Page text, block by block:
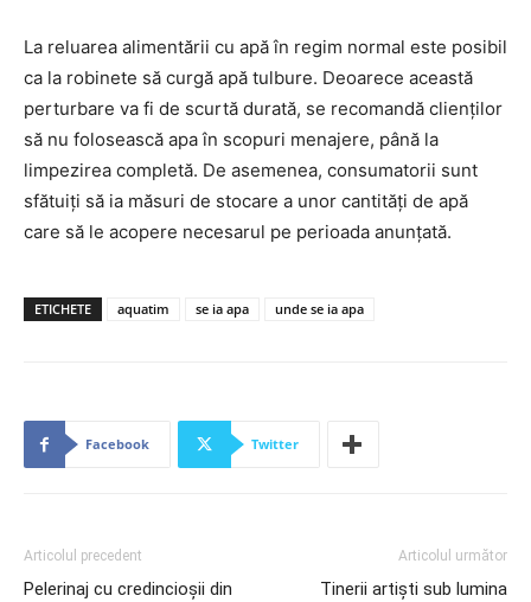
La reluarea alimentării cu apă în regim normal este posibil
ca la robinete să curgă apă tulbure. Deoarece această
perturbare va fi de scurtă durată, se recomandă clienților
să nu folosească apa în scopuri menajere, până la
limpezirea completă. De asemenea, consumatorii sunt
sfătuiţi să ia măsuri de stocare a unor cantități de apă
care să le acopere necesarul pe perioada anunțată.
ETICHETE aquatim se ia apa unde se ia apa
Facebook Twitter
Articolul precedent
Pelerinaj cu credincioșii din
Articolul următor
Tinerii artiști sub lumina